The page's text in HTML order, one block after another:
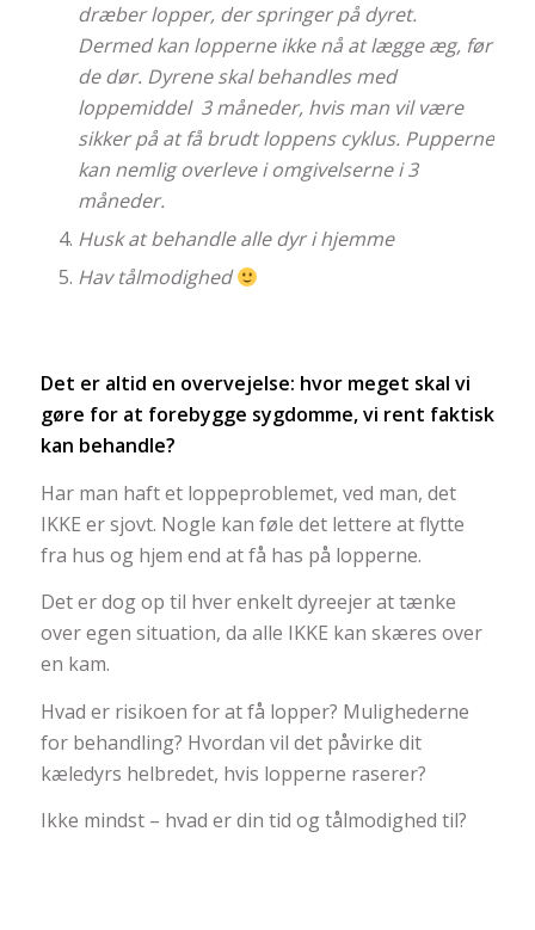
dræber lopper, der springer på dyret.
Dermed kan lopperne ikke nå at lægge æg, før
de dør. Dyrene skal behandles med
loppemiddel 3 måneder, hvis man vil være
sikker på at få brudt loppens cyklus. Pupperne
kan nemlig overleve i omgivelserne i 3
måneder.
Husk at behandle alle dyr i hjemme
Hav tålmodighed
Det er altid en overvejelse: hvor meget skal vi
gøre for at forebygge sygdomme, vi rent faktisk
kan behandle?
Har man haft et loppeproblemet, ved man, det
IKKE er sjovt. Nogle kan føle det lettere at flytte
fra hus og hjem end at få has på lopperne.
Det er dog op til hver enkelt dyreejer at tænke
over egen situation, da alle IKKE kan skæres over
en kam.
Hvad er risikoen for at få lopper? Mulighederne
for behandling? Hvordan vil det påvirke dit
kæledyrs helbredet, hvis lopperne raserer?
Ikke mindst – hvad er din tid og tålmodighed til?